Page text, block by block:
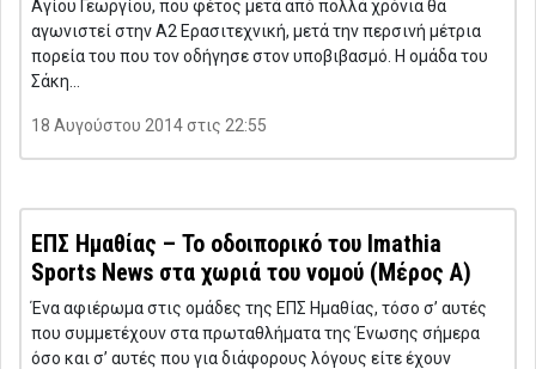
Αγίου Γεωργίου, που φέτος μετά από πολλά χρόνια θα
αγωνιστεί στην Α2 Ερασιτεχνική, μετά την περσινή μέτρια
πορεία του που τον οδήγησε στον υποβιβασμό. Η ομάδα του
Σάκη…
18 Αυγούστου 2014 στις 22:55
ΕΠΣ Ημαθίας – Το οδοιπορικό του Imathia
Sports News στα χωριά του νομού (Μέρος Α)
Ένα αφιέρωμα στις ομάδες της ΕΠΣ Ημαθίας, τόσο σ’ αυτές
που συμμετέχουν στα πρωταθλήματα της Ένωσης σήμερα
όσο και σ’ αυτές που για διάφορους λόγους είτε έχουν